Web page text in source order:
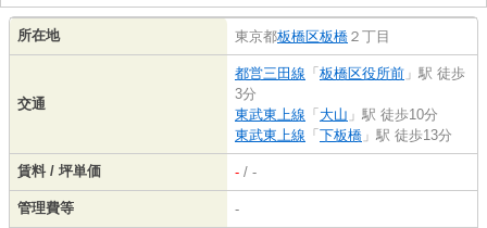
所在地 東京都板橋区板橋 ２丁目
交通
都営三田線 「 板橋区役所前 」駅 徒歩
3分
東武東上線 「 大山 」駅 徒歩10分
東武東上線 「 下板橋 」駅 徒歩13分
賃料 / 坪単価 - / -
管理費等 -